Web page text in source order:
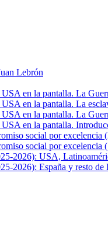
Lebrón
en la pantalla. La
en la pantalla. La
en la pantalla. La
en la pantalla.
social por
social por excelencia
2026): USA,
2026): España y resto de